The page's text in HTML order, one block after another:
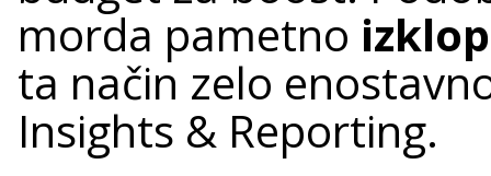
morda pametno
ta način zelo
Insights & Reporting.